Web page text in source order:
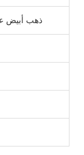
ذهب أبيض عيار 18